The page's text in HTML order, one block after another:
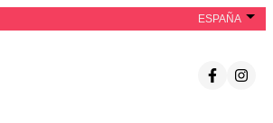
ESPAÑA